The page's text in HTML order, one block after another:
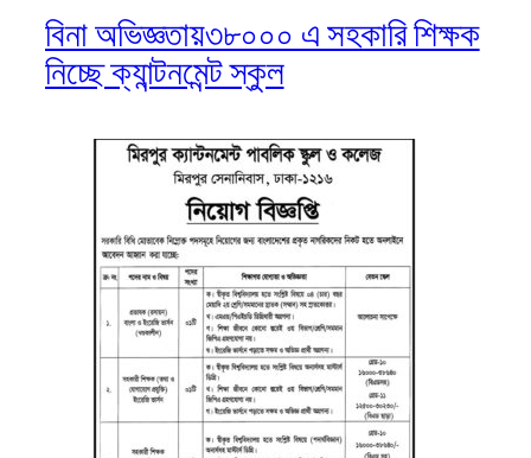
বিনা অভিজ্ঞতায়৩৮০০০ এ সহকারি শিক্ষক
নিচ্ছে ক্যান্টনমেন্ট স্কুল